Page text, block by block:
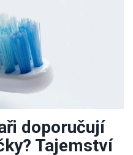
doporučují
Tajemství